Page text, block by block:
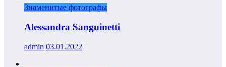
Знаменитые фотографы
Alessandra Sanguinetti
admin 03.01.2022